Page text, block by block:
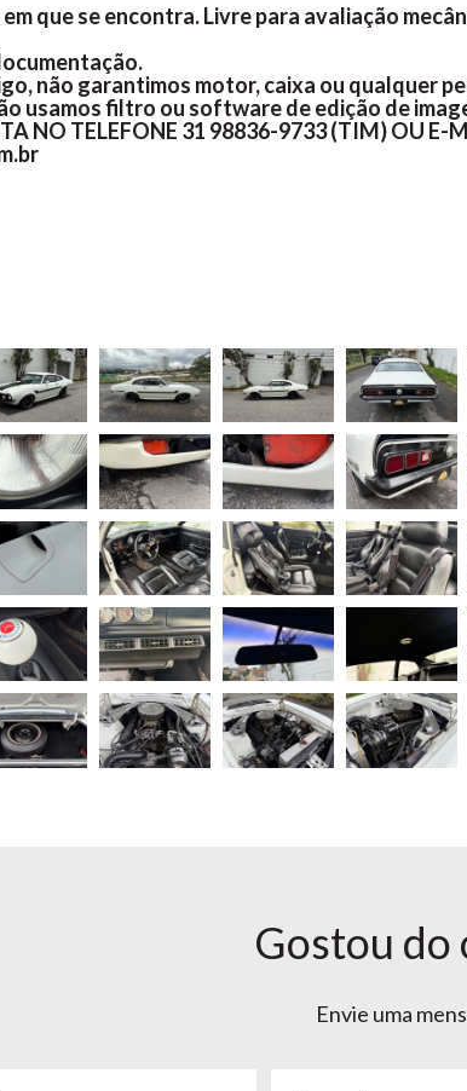
que se encontra. Livre para avaliação
não garantimos motor, caixa ou qualquer
usamos filtro ou software de edição de
NO TELEFONE 31 98836-9733 (TIM) OU E-
Gostou do
Envie uma